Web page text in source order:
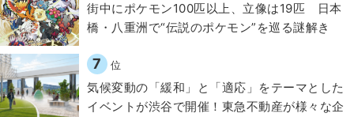
街中にポケモン100匹以上、立像は19匹 日本
橋・八重洲で“伝説のポケモン”を巡る謎解き
7 位
気候変動の「緩和」と「適応」をテーマとした
イベントが渋谷で開催！東急不動産が様々な企